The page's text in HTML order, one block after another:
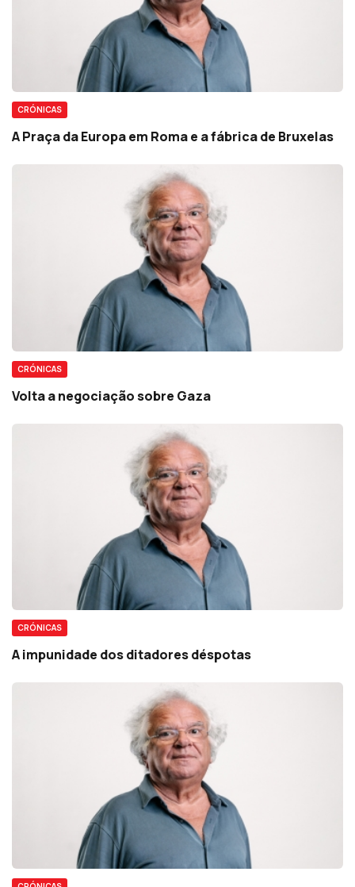
CRÓNICAS
A Praça da Europa em Roma e a fábrica de Bruxelas
CRÓNICAS
Volta a negociação sobre Gaza
CRÓNICAS
A impunidade dos ditadores déspotas